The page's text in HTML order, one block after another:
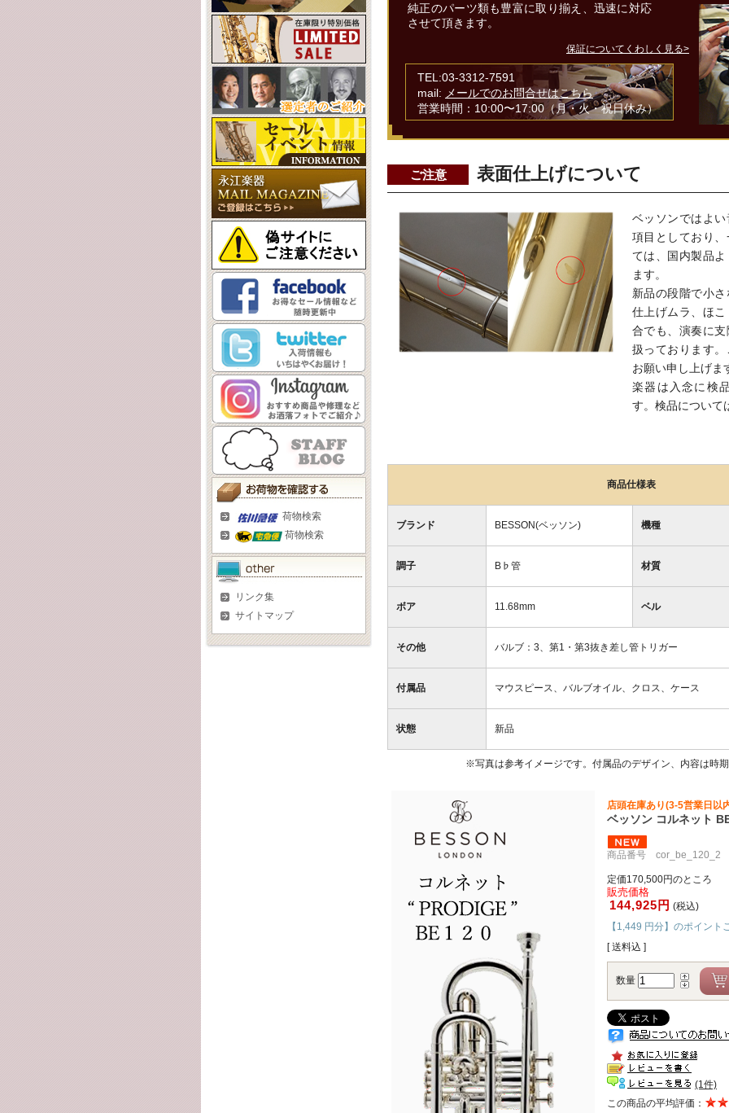
荷物検索
荷物検索
リンク集
サイトマップ
純正のパーツ類も豊富に取り揃え、迅速に対応
させて頂きます。
保証についてくわしく見る>
TEL:03-3312-7591
mail: メールでのお問合せはこちら
営業時間：10:00〜17:00（月・火・祝日休み）
ご注意 表面仕上げについて
ベッソンではよ
項目としており
ては、国内製品
ます。
新品の段階で小
仕上げムラ、ほ
合でも、演奏に
扱っております
お願い申し上げま
楽器は入念に検
す。検品について
商品仕様表
ブランド BESSON(ベッソン) 機種
調子 B♭管 材質
ボア 11.68mm ベル
その他 バルブ：3、第1・第3抜き差し管トリガー
付属品 マウスピース、バルブオイル、クロス、ケース
状態 新品
※写真は参考イメージです。付属品のデザイン、内容は時
店頭在庫あり(3-5営業日以
ベッソン コルネット
商品番号 cor_be_120_2
定価170,500円のところ
販売価格
144,925円 (税込)
【1,449 円分】のポイント
[ 送料込 ]
数量
(1件)
この商品の平均評価：